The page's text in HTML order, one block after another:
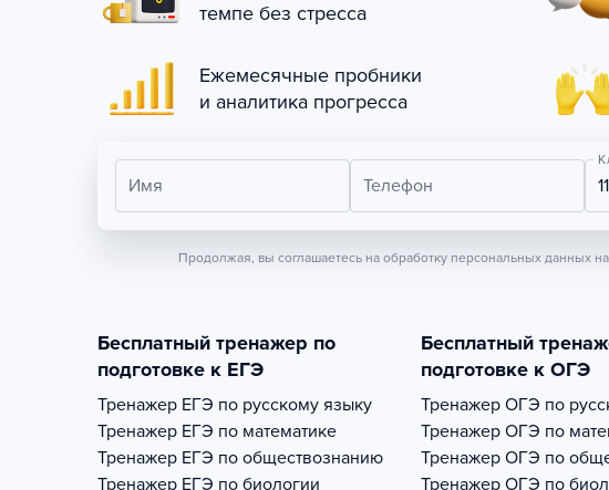
темпе без стресса
Ежемесячные пробники
и аналитика прогресса
Имя Телефон 11
Продолжая, вы соглашаетесь на обработку персональных данных
Бесплатный тренажер по
подготовке к ЕГЭ
Тренажер ЕГЭ по русскому языку
Тренажер ЕГЭ по математике
Тренажер ЕГЭ по обществознанию
Тренажер ЕГЭ по биологии
Бесплатный
подготовке к ОГЭ
Тренажер ОГЭ по
Тренажер ОГЭ по
Тренажер ОГЭ по
Тренажер ОГЭ по